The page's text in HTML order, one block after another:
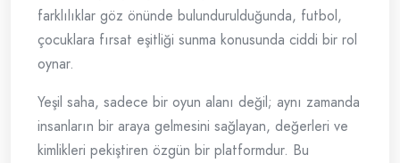
farklılıklar göz önünde bulundurulduğunda, futbol,
çocuklara fırsat eşitliği sunma konusunda ciddi bir rol
oynar.
Yeşil saha, sadece bir oyun alanı değil; aynı zamanda
insanların bir araya gelmesini sağlayan, değerleri ve
kimlikleri pekiştiren özgün bir platformdur. Bu